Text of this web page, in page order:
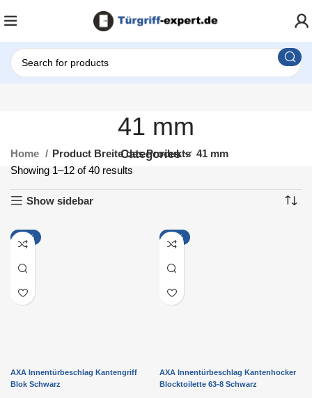
41 mm
Categories
Home Product Breite des Produkts 41 mm
Showing 1–12 of 40 results
Show sidebar
-55%
AXA Innentürbeschlag Kantengriff
Blok Schwarz
-55%
AXA Innentürbeschlag Kantenhocker
Blocktoilette 63-8 Schwarz